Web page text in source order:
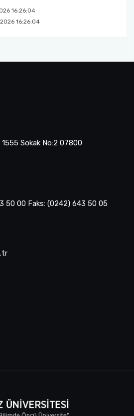
16:26:04
16:26:04
Sokak No:2 07800
50 00 Faks: (0242) 643 50 05